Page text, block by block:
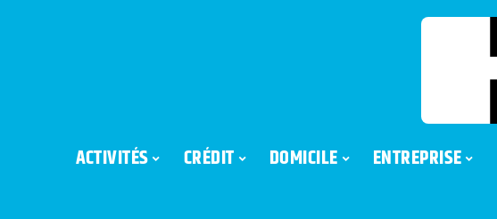
ACTIVITÉS CRÉDIT DOMICILE ENTREPRISE